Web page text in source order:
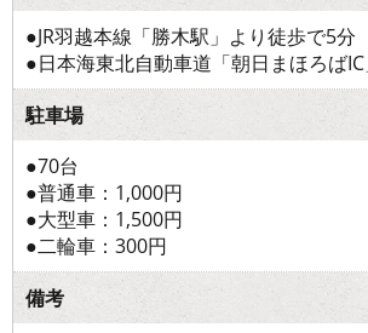
●JR羽越本線「勝木駅」より徒歩で5分
●日本海東北自動車道「朝日まほろば
駐車場
●70台
●普通車：1,000円
●大型車：1,500円
●二輪車：300円
備考